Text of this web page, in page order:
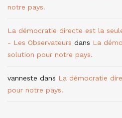
notre pays.
La démocratie directe est la
- Les Observateurs dans La
solution pour notre pays.
vanneste dans La démocratie
pour notre pays.